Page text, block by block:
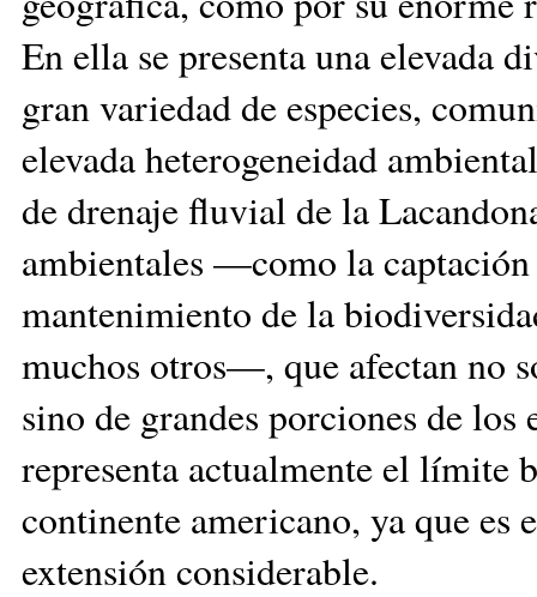
En ella se presenta una elevada
gran variedad de especies,
elevada heterogeneidad
de drenaje fluvial de la
ambientales —como la
mantenimiento de la
muchos otros—, que afectan no
sino de grandes porciones de los
representa actualmente el límite
continente americano, ya que es
extensión considerable.